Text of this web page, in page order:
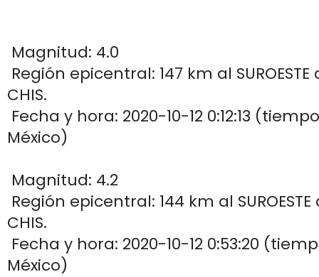
Magnitud: 4.0
Región epicentral: 147 km al SUROESTE
CHIS.
Fecha y hora: 2020-10-12 0:12:13
México)
Magnitud: 4.2
Región epicentral: 144 km al SUROESTE
CHIS.
Fecha y hora: 2020-10-12 0:53:20
México)